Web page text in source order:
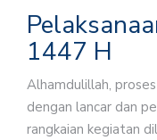
1447 H
Alhamdulillah,
dengan lancar dan
rangkaian kegiatan